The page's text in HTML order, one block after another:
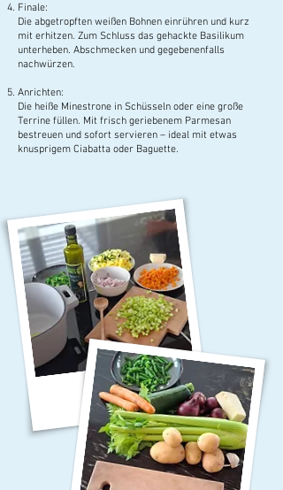
Finale:
Die abgetropften weißen Bohnen einrühren und kurz
mit erhitzen. Zum Schluss das gehackte Basilikum
unterheben. Abschmecken und gegebenenfalls
nachwürzen.
Anrichten:
Die heiße Minestrone in Schüsseln oder eine große
Terrine füllen. Mit frisch geriebenem Parmesan
bestreuen und sofort servieren – ideal mit etwas
knusprigem Ciabatta oder Baguette.